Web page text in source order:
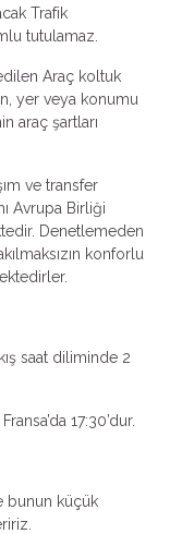
Trafik
tutulamaz.
Araç koltuk
yer veya konumu
araç şartları
ve transfer
Avrupa Birliği
Denetlemeden
konforlu
saat diliminde 2
17:30’dur.
bunun küçük